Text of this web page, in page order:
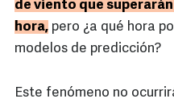
de viento que
hora, pero ¿a qué hora
modelos de predicción?
Este fenómeno no